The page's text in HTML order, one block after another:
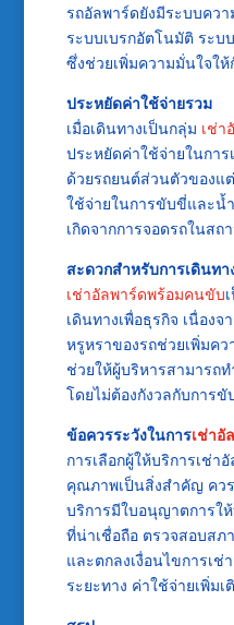
รถอัลพาร์ดยังมีระบบคว
ระบบเบรกอัตโนมัติ ระบ
ซึ่งช่วยเพิ่มความมั่นใจให้
ประหยัดค่าใช้จ่ายรวม
เมื่อเดินทางเป็นกลุ่ม เช่า
ประหยัดค่าใช้จ่ายในการ
ด้วยรถยนต์ส่วนตัวของแ
ใช้จ่ายในการขับขี่และน้
เกิดจากการจอดรถในส
สะดวกสำหรับการเดินทา
เช่าอัลพาร์ดพร้อมคนขับ
เดินทางเพื่อธุรกิจ เนื่อง
หรูหราของรถช่วยเพิ่มค
ช่วยให้ผู้บริหารสามารถ
โดยไม่ต้องกังวลกับการขั
ข้อควรระวังในการเช่าอั
การเลือกผู้ให้บริการเช่
คุณภาพเป็นสิ่งสำคัญ คว
บริการมีใบอนุญาตการใ
ที่น่าเชื่อถือ ตรวจสอบสภ
และตกลงเงื่อนไขการเช่
ระยะทาง ค่าใช้จ่ายเพิ่ม